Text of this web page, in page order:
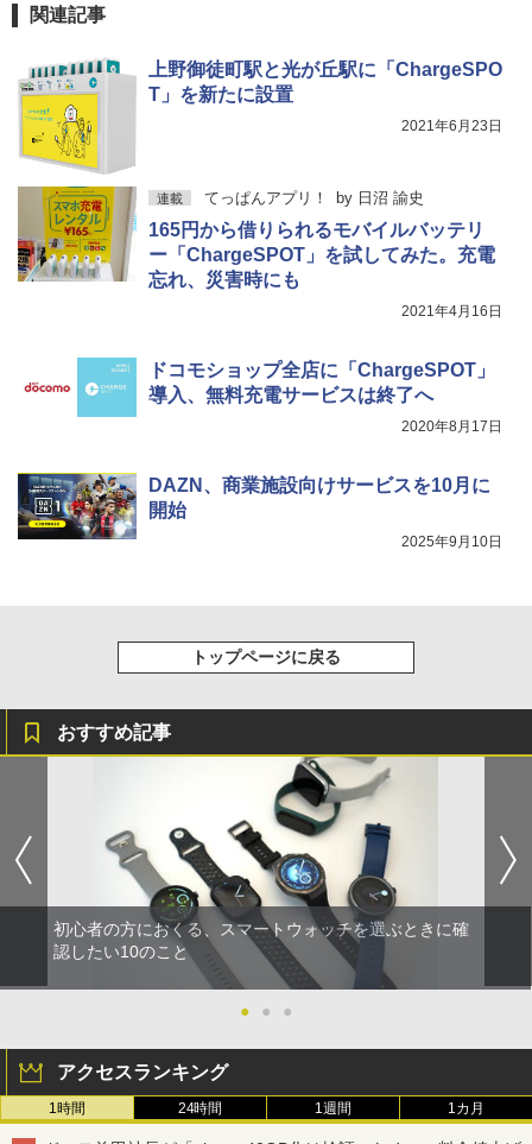
関連記事
上野御徒町駅と光が丘駅に「ChargeSPO
T」を新たに設置
2021年6月23日
連載 てっぱんアプリ！ by 日沼 諭史
165円から借りられるモバイルバッテリ
ー「ChargeSPOT」を試してみた。充電
忘れ、災害時にも
2021年4月16日
ドコモショップ全店に「ChargeSPOT」
導入、無料充電サービスは終了へ
2020年8月17日
DAZN、商業施設向けサービスを10月に
開始
2025年9月10日
トップページに戻る
おすすめ記事
初心者の方におくる、スマートウォッチを選ぶときに確
認したい10のこと
● ● ●
アクセスランキング
1時間 24時間 1週間 1カ月